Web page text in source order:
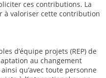
ces contributions. La
à valoriser cette contribution
d’équipe projets (REP) de
au changement
qu’avec toute personne